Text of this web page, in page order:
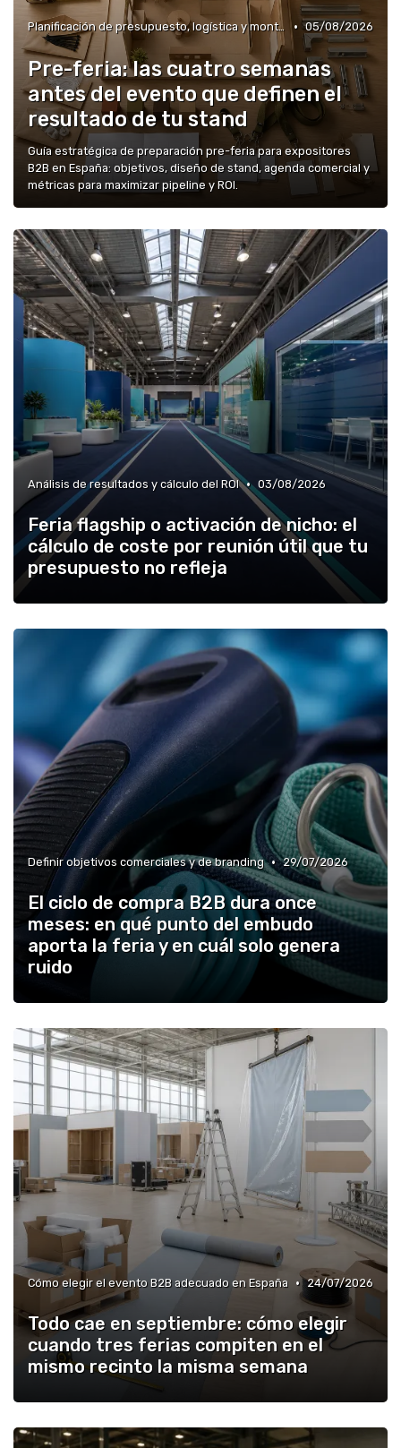
Planificación de presupuesto, logística y montaje de stand • 05/08/2026
Pre-feria: las cuatro semanas
antes del evento que definen el
resultado de tu stand
Guía estratégica de preparación pre-feria para expositores
B2B en España: objetivos, diseño de stand, agenda comercial y
métricas para maximizar pipeline y ROI.
Análisis de resultados y cálculo del ROI • 03/08/2026
Feria flagship o activación de nicho: el
cálculo de coste por reunión útil que tu
presupuesto no refleja
Definir objetivos comerciales y de branding • 29/07/2026
El ciclo de compra B2B dura once
meses: en qué punto del embudo
aporta la feria y en cuál solo genera
ruido
Cómo elegir el evento B2B adecuado en España • 24/07/2026
Todo cae en septiembre: cómo elegir
cuando tres ferias compiten en el
mismo recinto la misma semana